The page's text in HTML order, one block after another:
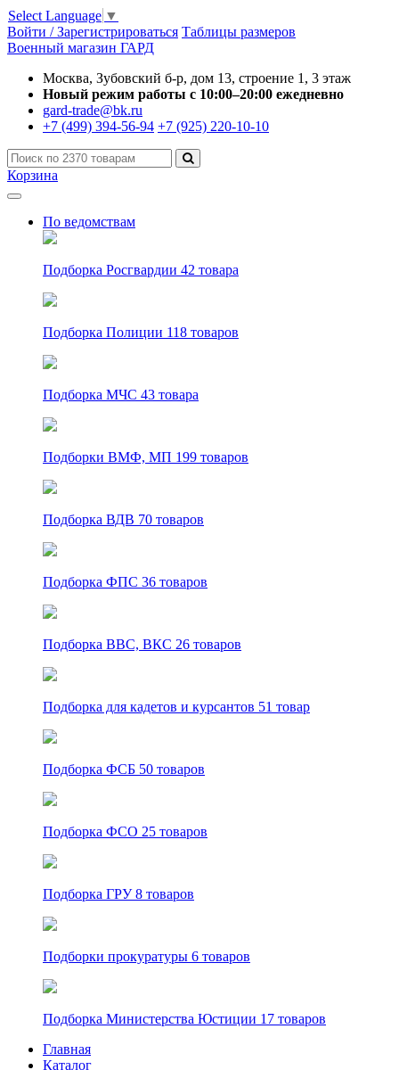
Select Language ▼
Войти / Зарегистрироваться Таблицы размеров
Военный магазин ГАРД
Москва, Зубовский б-р, дом 13, строение 1, 3 этаж
Новый режим работы с 10:00–20:00 ежедневно
gard-trade@bk.ru
+7 (499) 394-56-94 +7 (925) 220-10-10
Корзина
По ведомствам
Подборка Росгвардии 42 товара
Подборка Полиции 118 товаров
Подборка МЧС 43 товара
Подборки ВМФ, МП 199 товаров
Подборка ВДВ 70 товаров
Подборка ФПС 36 товаров
Подборка ВВС, ВКС 26 товаров
Подборка для кадетов и курсантов 51 товар
Подборка ФСБ 50 товаров
Подборка ФСО 25 товаров
Подборка ГРУ8 товаров
Подборки прокуратуры 6 товаров
Подборка Министерства Юстиции 17 товаров
Главная
Каталог